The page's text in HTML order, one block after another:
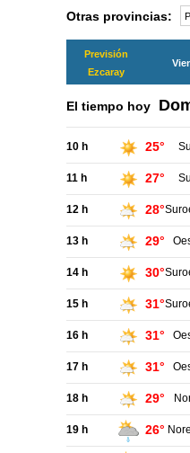
Otras provincias:
Previsión
Ezcaray
El tiempo hoy
10 h 25°
11 h 27°
12 h 28°
13 h 29°
14 h 30°
15 h 31°
16 h 31°
17 h 31°
18 h 29°
19 h 26°